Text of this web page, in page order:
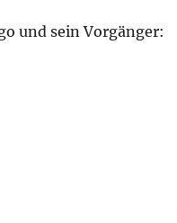
und sein Vorgänger: